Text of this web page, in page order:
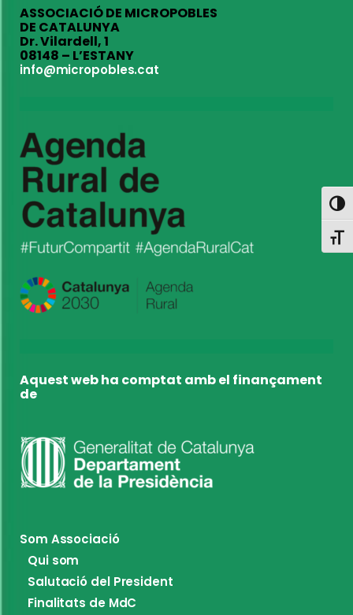
ASSOCIACIÓ DE MICROPOBLES
DE CATALUNYA
Dr. Vilardell, 1
08148 – L’ESTANY
info@micropobles.cat
Aquest web ha comptat amb el finançament
de
Som Associació
Qui som
Salutació del President
Finalitats de MdC